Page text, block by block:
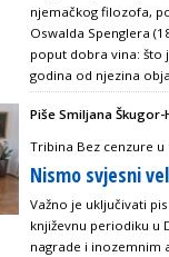
njemačkog filozofa,
Oswalda Spenglera
poput dobra vina: što
godina od njezina
Piše Smiljana Škugor-
Tribina Bez cenzure u
Nismo svjesni
Važno je uključivati
književnu periodiku u
nagrade i inozemnim